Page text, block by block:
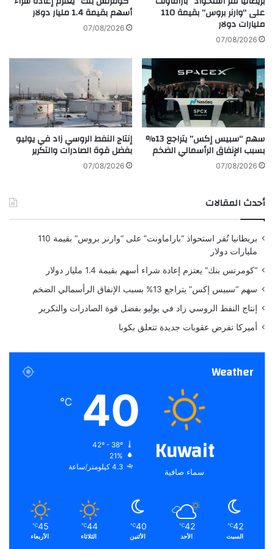
3
أ
ش
ر
م
ن
2
0
2
3
ا
ك
ت
ا
ا
ل
ع
س
ك
ر
ي
ة
ا
و
ت
على “وارنر بروس” بقيمة 110
مليارات دولار
07/08/2026
أسهم بقيمة 1.4 مليار دولار
07/08/2026
سهم “سبيس إكس” يتراجع 13%
بسبب الإنفاق الرأسمالي الضخم
07/08/2026
إنتاج النفط الروسي زاد في يوليو
بفضل قوة الصادرات والتكرير
07/08/2026
أحدث المقالات
بريطانيا تُقر استحواذ “باراماونت” على “وارنر بروس” بقيمة 110
مليارات دولار
“كومرتس بنك” يعتزم إعادة شراء أسهم بقيمة 1.4 مليار دولار
سهم “سبيس إكس” يتراجع 13% بسبب الإنفاق الرأسمالي الضخم
إنتاج النفط الروسي زاد في يوليو بفضل قوة الصادرات والتكرير
أميركا تفرض عقوبات جديدة تتعلق بكوبا
Weather
Kuwait
سماء صافية
40
℃
21%
4.3 كيلومتر/ساعة
42
℃
السبت
42
℃
الأحد
40
℃
الأثنين
44
℃
الثلاثاء
45
℃
الأربعاء